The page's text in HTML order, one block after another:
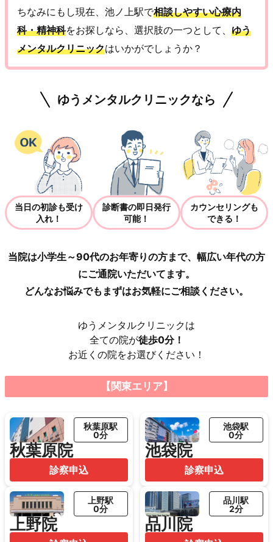
ちなみにもし現在、池ノ上駅で相談しやすい心療内
科・精神科をお探しなら、選択肢の一つとして、 ゆう
メンタルクリニックはいかがでしょうか？
ゆうメンタルクリニックなら
当日の初診も受け
入れ！
診断書の即日発行
可能！
カウンセリングも
できる！
当院は小学生～90代のお年寄りの方まで、幅広い年代の方
にご通院いただいてます。
どんなお悩みでもまずはお気軽にご相談ください。
ゆうメンタルクリニックは
全ての院が徒歩0分！
お近くの院をお選びください！
【関東エリア】
秋葉原院
秋葉原駅
0分
診察申込
池袋院
池袋駅
0分
診察申込
上野院
上野駅
0分
品川院
品川駅
2分